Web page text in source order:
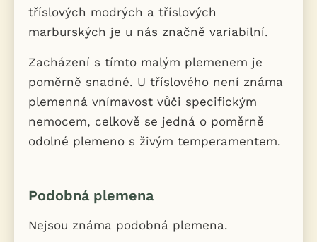
tříslových modrých a tříslových
marburských je u nás značně variabilní.
Zacházení s tímto malým plemenem je
poměrně snadné. U tříslového není známa
plemenná vnímavost vůči specifickým
nemocem, celkově se jedná o poměrně
odolné plemeno s živým temperamentem.
Podobná plemena
Nejsou známa podobná plemena.